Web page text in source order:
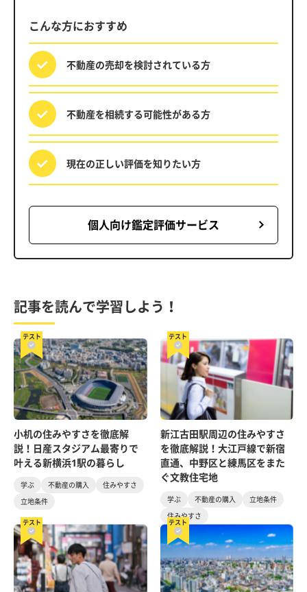
こんな方におすすめ
不動産の売却を検討されている方
不動産を相続する可能性がある方
現在の正しい評価を知りたい方
個人向け鑑定評価サービス
記事を読んで学習しよう！
テスト
小机の住みやすさを徹底解
説！日産スタジアム最寄りで
叶える新横浜1駅の暮らし
学ぶ 不動産の購入
住みやすさ
立地条件
テスト
新江古田駅周辺の住みやすさ
を徹底解説！大江戸線で新宿
直通、中野区と練馬区をまた
ぐ文教住宅地
学ぶ 不動産の購入
立地条件
住みやすさ
テスト テスト